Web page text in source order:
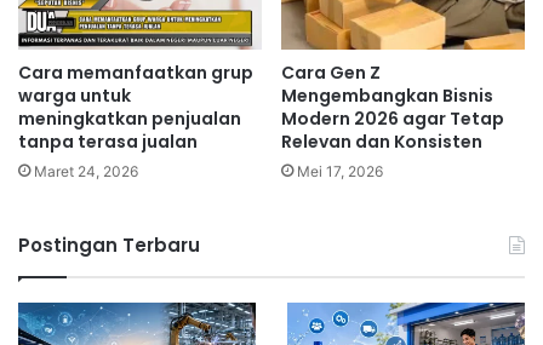
Cara memanfaatkan grup
warga untuk
meningkatkan penjualan
tanpa terasa jualan
Maret 24, 2026
Cara Gen Z
Mengembangkan Bisnis
Modern 2026 agar Tetap
Relevan dan Konsisten
Mei 17, 2026
Postingan Terbaru